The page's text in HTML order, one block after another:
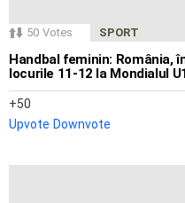
50 Votes SPORT
Handbal feminin: România,
locurile 11-12 la Mondialul
50
Upvote Downvote